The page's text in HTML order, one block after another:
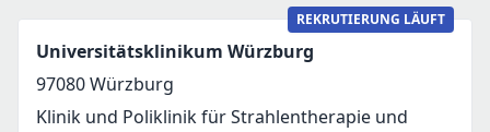
REKRUTIERUNG LÄUFT
Universitätsklinikum Würzburg
97080Würzburg
Klinik und Poliklinik für Strahlentherapie und